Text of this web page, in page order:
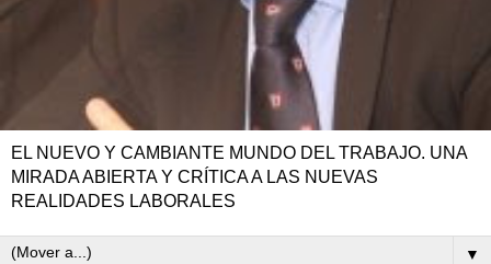
EL NUEVO Y CAMBIANTE MUNDO DEL TRABAJO. UNA
MIRADA ABIERTA Y CRÍTICA A LAS NUEVAS
REALIDADES LABORALES
▼